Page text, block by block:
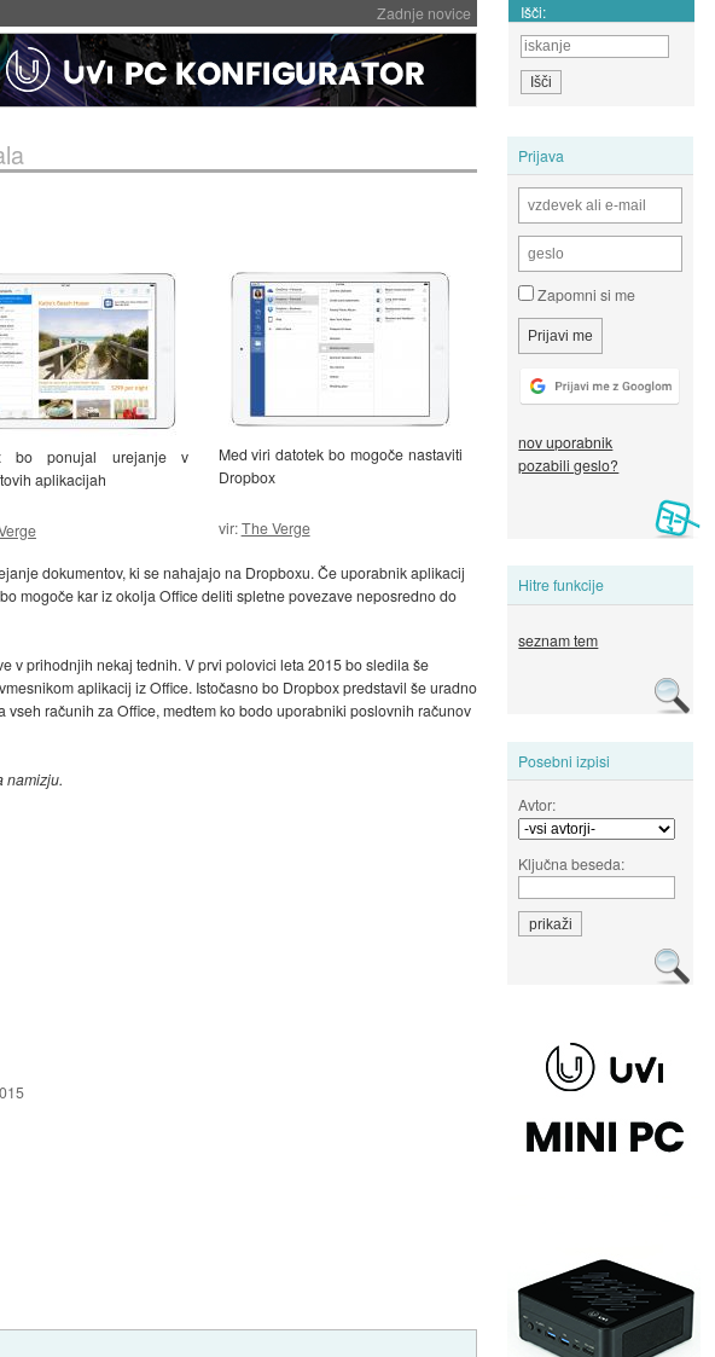
Zadnje novice Išči:
Prijava
Zapomni si me
nov uporabnik
pozabili geslo?
Hitre funkcije
seznam tem
Posebni izpisi
Avtor:
Ključna beseda:
Med viri datotek bo mogoče nastaviti
Dropbox
vir:The Verge
bo ponujal urejanje v
aplikacijah
dokumentov, ki se nahajajo na Dropboxu. Če uporabnik aplikacij
mogoče kar iz okolja Office deliti spletne povezave neposredno do
v prihodnjih nekaj tednih. V prvi polovici leta 2015 bo sledila še
aplikacij iz Office. Istočasno bo Dropbox predstavil še uradno
računih za Office, medtem ko bodo uporabniki poslovnih računov
namizju.